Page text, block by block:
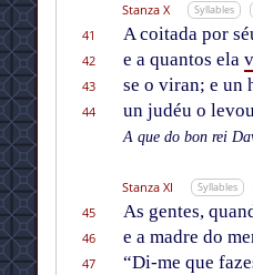
Stanza X Syllables
41 A coitada por
42
e a quantos ela
43
se o viran; e un
44
un judéu o
A que do bon rei
Stanza XI Syllables
45 As gentes,
46
e a madre do
47
“Di-me que